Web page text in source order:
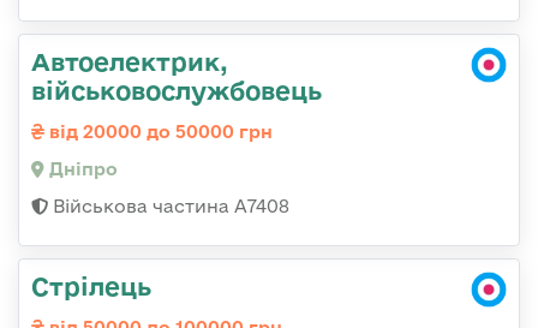
Автоелектрик,
військовослужбовець
від 20000 до 50000 грн
Дніпро
Військова частина А7408
Стрілець